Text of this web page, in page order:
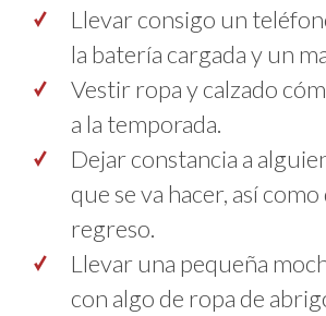
Llevar consigo un
la batería cargada y un
Vestir ropa y calzado
a la temporada.
Dejar constancia a
que se va hacer, así
regreso.
Llevar una pequeña
con algo de ropa de